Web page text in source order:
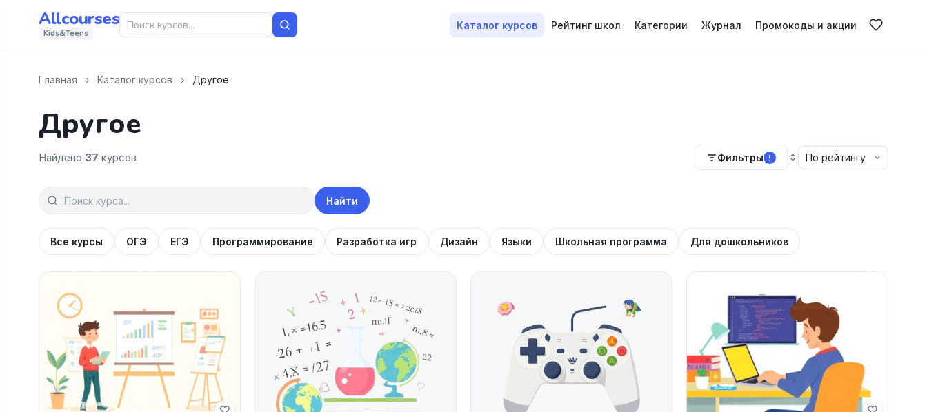
Allcourses
Kids&Teens
Каталог курсов Рейтинг школ Категории Журнал Промокоды и акции
Главная › Каталог курсов › Другое
Другое
Найдено 37 курсов Фильтры !
Найти
Все курсы ОГЭ ЕГЭ Программирование Разработка игр Дизайн Языки Школьная программа Для дошкольников